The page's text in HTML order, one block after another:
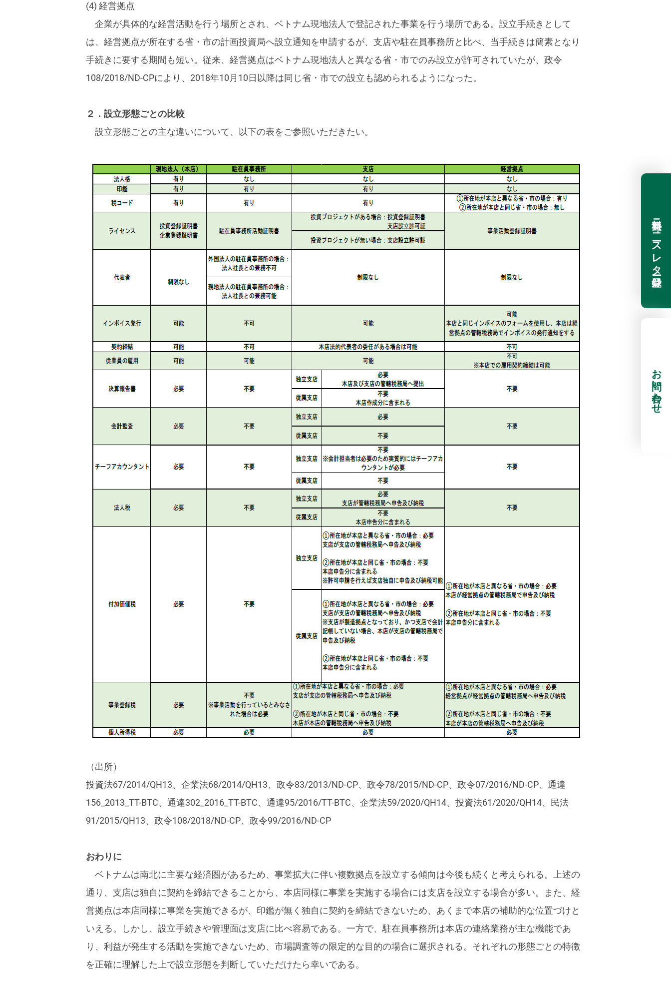
(4) 経営拠点
企業が具体的な経営活動を行う場所とされ、ベトナム現地法人で登記された事業を行う場所である。設立手続きとして
は、経営拠点が所在する省・市の計画投資局へ設立通知を申請するが、支店や駐在員事務所と比べ、当手続きは簡素となり
手続きに要する期間も短い。従来、経営拠点はベトナム現地法人と異なる省・市でのみ設立が許可されていたが、政令
108/2018/ND-CPにより、2018年10月10日以降は同じ省・市での設立も認められるようになった。
２．設立形態ごとの比較
設立形態ごとの主な違いについて、以下の表をご参照いただきたい。
（出所）
投資法67/2014/QH13、企業法68/2014/QH13、政令83/2013/ND-CP、政令78/2015/ND-CP、政令07/2016/ND-CP、通達
156_2013_TT-BTC、通達302_2016_TT-BTC、通達95/2016/TT-BTC、企業法59/2020/QH14、投資法61/2020/QH14、民法
91/2015/QH13、政令108/2018/ND-CP、政令99/2016/ND-CP
おわりに
ベトナムは南北に主要な経済圏があるため、事業拡大に伴い複数拠点を設立する傾向は今後も続くと考えられる。上述の
通り、支店は独自に契約を締結できることから、本店同様に事業を実施する場合には支店を設立する場合が多い。また、経
営拠点は本店同様に事業を実施できるが、印鑑が無く独自に契約を締結できないため、あくまで本店の補助的な位置づけと
いえる。しかし、設立手続きや管理面は支店に比べ容易である。一方で、駐在員事務所は本店の連絡業務が主な機能であ
り、利益が発生する活動を実施できないため、市場調査等の限定的な目的の場合に選択される。それぞれの形態ごとの特徴
を正確に理解した上で設立形態を判断していただけたら幸いである。
無料ニュースレター登録
お問い合わせ